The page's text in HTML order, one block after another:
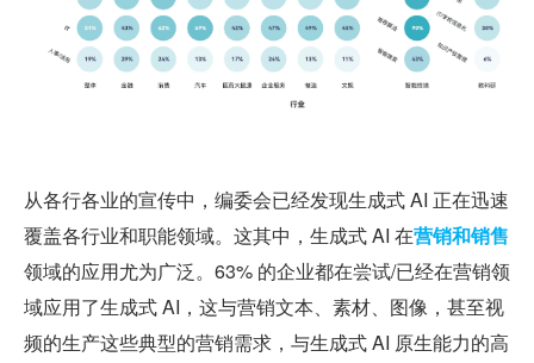
从各行各业的宣传中，编委会已经发现生成式 AI 正在迅速
覆盖各行业和职能领域。这其中，生成式 AI 在营销和销售
领域的应用尤为广泛。63% 的企业都在尝试/已经在营销领
域应用了生成式 AI，这与营销文本、素材、图像，甚至视
频的生产这些典型的营销需求，与生成式 AI 原生能力的高